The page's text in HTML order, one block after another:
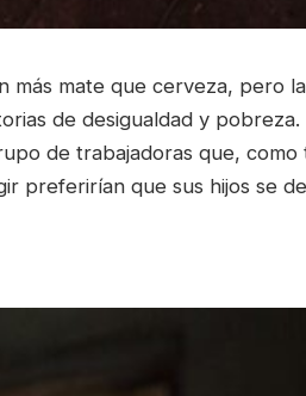
más mate que cerveza, pero
de desigualdad y
de trabajadoras que,
preferirían que sus hijos se